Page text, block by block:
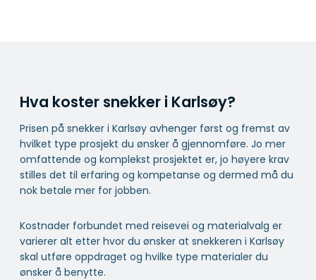
Hva koster snekker i Karlsøy?
Prisen på snekker i Karlsøy avhenger først og fremst av
hvilket type prosjekt du ønsker å gjennomføre. Jo mer
omfattende og komplekst prosjektet er, jo høyere krav
stilles det til erfaring og kompetanse og dermed må du
nok betale mer for jobben.
Kostnader forbundet med reisevei og materialvalg er
varierer alt etter hvor du ønsker at snekkeren i Karlsøy
skal utføre oppdraget og hvilke type materialer du
ønsker å benytte.